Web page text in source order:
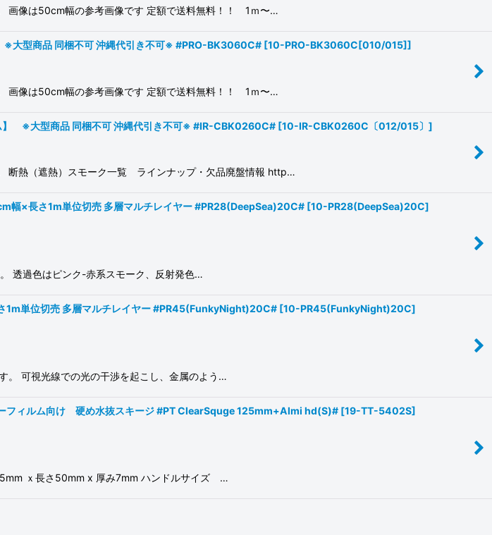
画像は50cm幅の参考画像です 定額で送料無料！！ 1ｍ〜…
型商品 同梱不可 沖縄代引き不可※ #PRO-BK3060C# [10-PRO-BK3060C[010/015]]
画像は50cm幅の参考画像です 定額で送料無料！！ 1ｍ〜…
※大型商品 同梱不可 沖縄代引き不可※ #IR-CBK0260C# [10-IR-CBK0260C〔012/015〕 ]
断熱（遮熱）スモーク一覧 ラインナップ・欠品廃盤情報 http…
幅×長さ1m単位切売 多層マルチレイヤー #PR28(DeepSea)20C# [10-PR28(DeepSea)20C]
透過色はピンク-赤系スモーク、反射発色…
単位切売 多層マルチレイヤー #PR45(FunkyNight)20C# [10-PR45(FunkyNight)20C]
可視光線での光の干渉を起こし、金属のよう…
フィルム向け 硬め水抜スキージ #PT ClearSquge 125mm+Almi hd(S)# [19-TT-5402S]
ｘ長さ50mm x 厚み7mm ハンドルサイズ …